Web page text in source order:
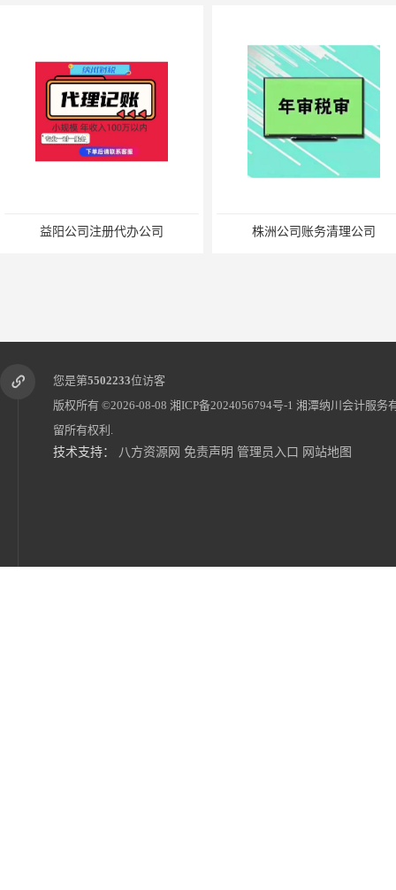
益阳公司注册代办公司 株洲公司账务清理公司
您是第5502233位访客
版权所有 ©2026-08-08 湘ICP备2024056794号-1 湘潭纳川会计服务
留所有权利.
技术支持： 八方资源网 免责声明 管理员入口 网站地图